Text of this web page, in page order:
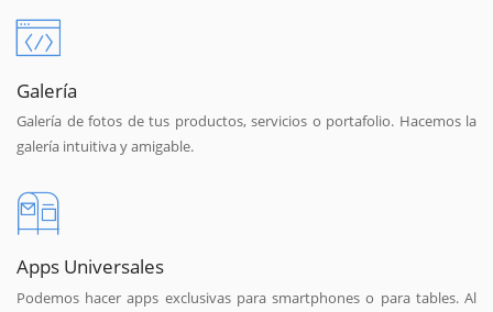
Galería
Galería de fotos de tus productos, servicios o portafolio. Hacemos la
galería intuitiva y amigable.
Apps Universales
Podemos hacer apps exclusivas para smartphones o para tables. Al